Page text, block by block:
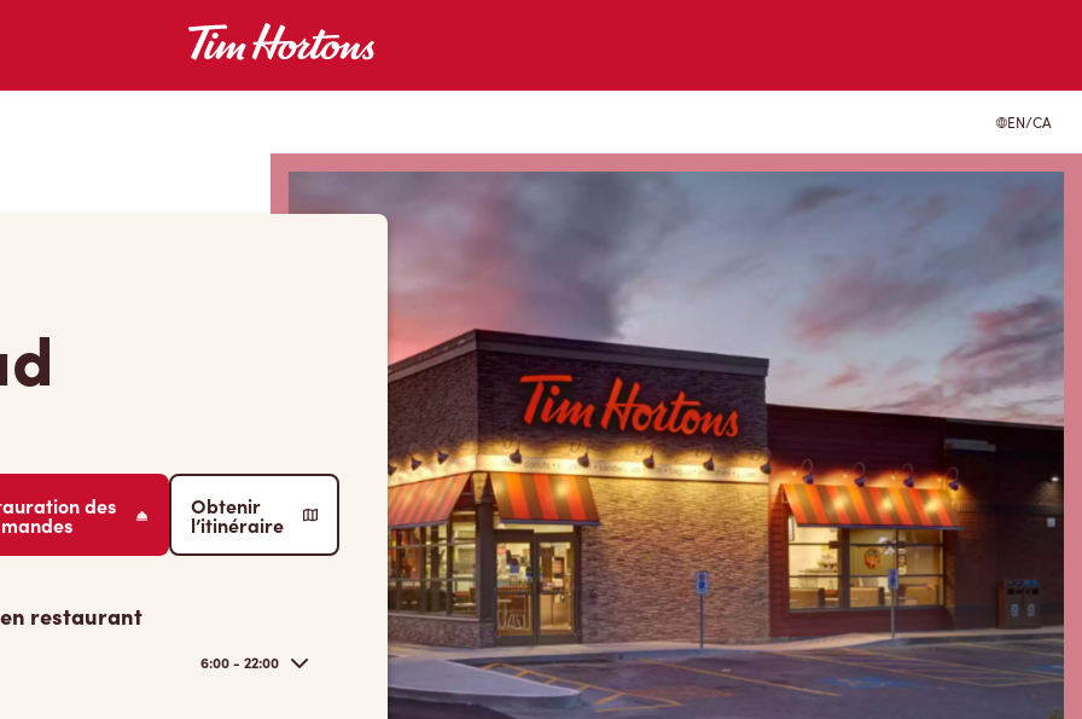
EN/CA
des Obtenir
l’itinéraire
restaurant
6:00 - 22:00